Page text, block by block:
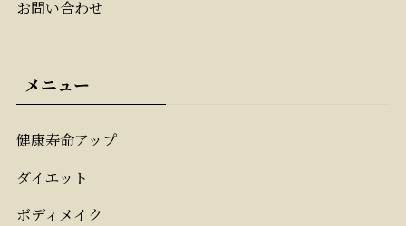
お問い合わせ
メニュー
健康寿命アップ
ダイエット
ボディメイク